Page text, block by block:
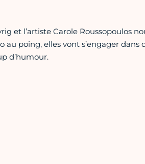
et l’artiste Carole Roussopoulos
au poing, elles vont s’engager dans
d’humour.